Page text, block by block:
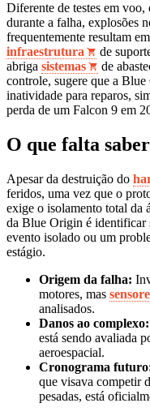
Diferente de testes em
durante a falha, explosões
frequentemente resultam
infraestrutura
de
abriga sistemas
de
controle, sugere que a
inatividade para reparos,
perda de um Falcon 9 em
O que falta saber
Apesar da destruição do
feridos, uma vez que o
exige o isolamento total da
da Blue Origin é identificar
evento isolado ou um
estágio.
Origem da falha:
motores, mas
analisados.
Danos ao complexo:
está sendo avaliada
aeroespacial.
Cronograma
que visava competir
pesadas, está